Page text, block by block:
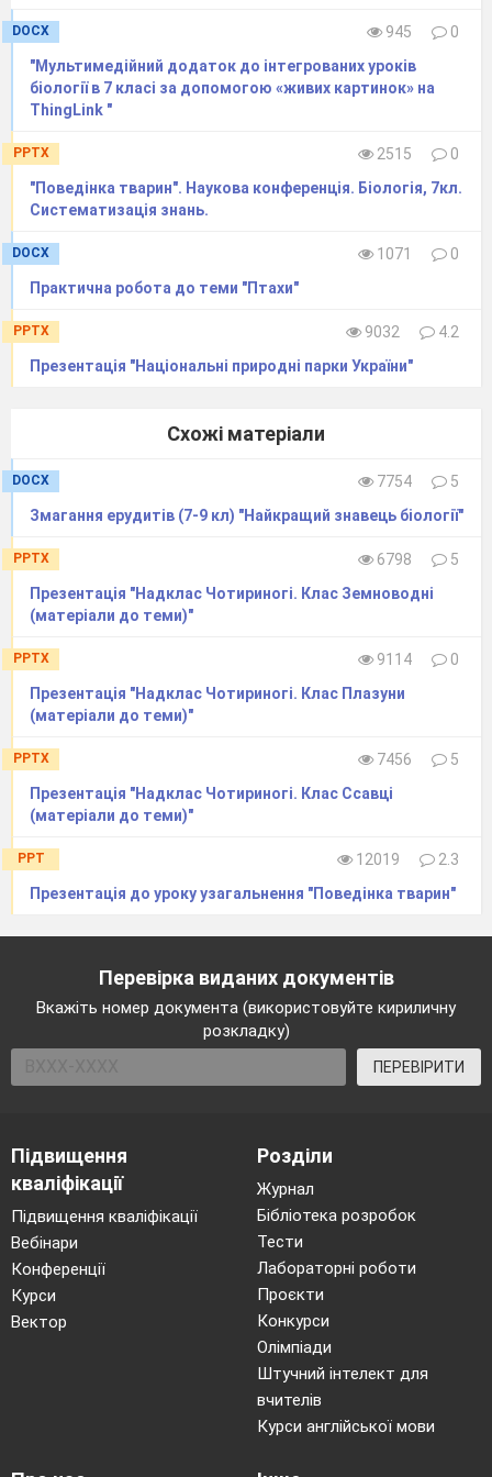
39
Транспорт речовин
41
Проведено інструктаж з БЖД
43
Опора і рух. Види скелету. Значення
44
Проведено інструктаж з БЖД
ЛД №3 Вивчення особливостей
Нервова система, її значенняі розвиток
як загальна властивість тварин
Порівняння будови головного
48 Органи чуття, їх значення
Розмноження та його значення.
розмноження тварин.
DOCX 945
0
"Мультимедійний додаток до інтегрованих уроків
біології в 7 класі за допомогою «живих картинок» на
ThingLink "
PPTX 2515
0
"Поведінка тварин". Наукова конференція. Біологія, 7кл.
Систематизація знань.
DOCX 1071
0
Практична робота до теми "Птахи"
PPTX 9032
4.2
Презентація "Національні природні парки України"
Схожі матеріали
DOCX 7754
5
Змагання ерудитів (7-9 кл) "Найкращий знавець біології"
PPTX 6798
5
Презентація "Надклас Чотириногі. Клас Земноводні
(матеріали до теми)"
PPTX 9114
0
Презентація "Надклас Чотириногі. Клас Плазуни
(матеріали до теми)"
PPTX 7456
5
Презентація "Надклас Чотириногі. Клас Ссавці
(матеріали до теми)"
PPT 12019
2.3
Презентація до уроку узагальнення "Поведінка тварин"
Перевірка виданих документів
Вкажіть номер документа (використовуйте кириличну
розкладку)
ПЕРЕВІРИТИ
Підвищення
кваліфікації
Підвищення кваліфікації
Вебінари
Конференції
Курси
Вектор
Розділи
Журнал
Бібліотека розробок
Тести
Лабораторні роботи
Проєкти
Конкурси
Олімпіади
Штучний інтелект для
вчителів
Курси англійської мови